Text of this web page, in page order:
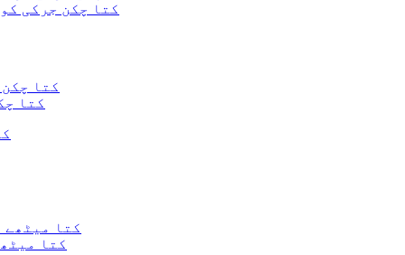
کتا چکن جرکی
کتا
کتا